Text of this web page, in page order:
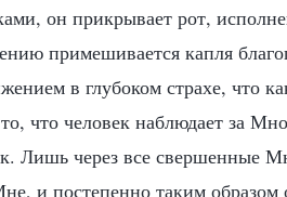
он прикрывает рот,
примешивается капля
в глубоком страхе, что
что человек наблюдает за
Лишь через все свершенные
и постепенно таким